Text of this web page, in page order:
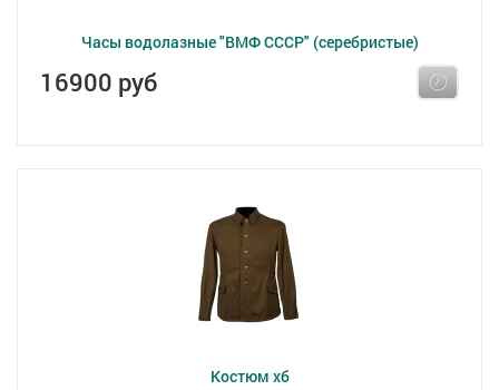
Часы водолазные "ВМФ СССР" (серебристые)
16900 руб
Костюм хб